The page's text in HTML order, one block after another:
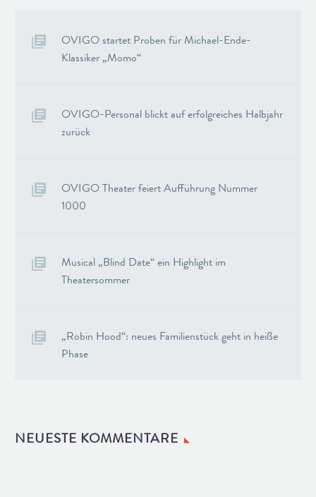
OVIGO startet Proben für Michael-Ende-
Klassiker „Momo“
OVIGO-Personal blickt auf erfolgreiches Halbjahr
zurück
OVIGO Theater feiert Aufführung Nummer
1000
Musical „Blind Date“ ein Highlight im
Theatersommer
„Robin Hood“: neues Familienstück geht in heiße
Phase
NEUESTE KOMMENTARE